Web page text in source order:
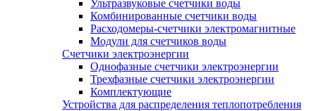
Ультразвуковые счетчики воды
Комбинированные счетчики воды
Расходомеры-счетчики электромагнитные
Модули для счетчиков воды
Счетчики электроэнергии
Однофазные счетчики электроэнергии
Трехфазные счетчики электроэнергии
Комплектующие
Устройства для распределения теплопотребления